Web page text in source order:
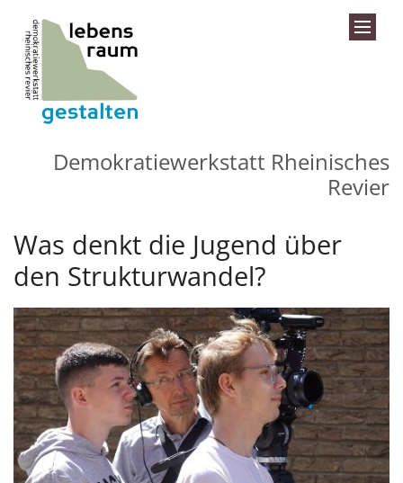
Demokratiewerkstatt Rheinisches
Revier
Was denkt die Jugend über
den Strukturwandel?